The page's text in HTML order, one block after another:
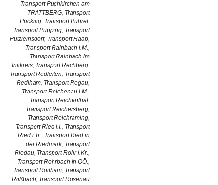
Transport Puchkirchen am
TRATTBERG, Transport
Pucking, Transport Pühret,
Transport Pupping, Transport
Putzleinsdorf, Transport Raab,
Transport Rainbach i.M.,
Transport Rainbach im
Innkreis, Transport Rechberg,
Transport Redleiten, Transport
Redlham, Transport Regau,
Transport Reichenau i.M.,
Transport Reichenthal,
Transport Reichersberg,
Transport Reichraming,
Transport Ried i.I., Transport
Ried i.Tr., Transport Ried in
der Riedmark, Transport
Riedau, Transport Rohr i.Kr.,
Transport Rohrbach in OÖ.,
Transport Roitham, Transport
Roßbach, Transport Rosenau